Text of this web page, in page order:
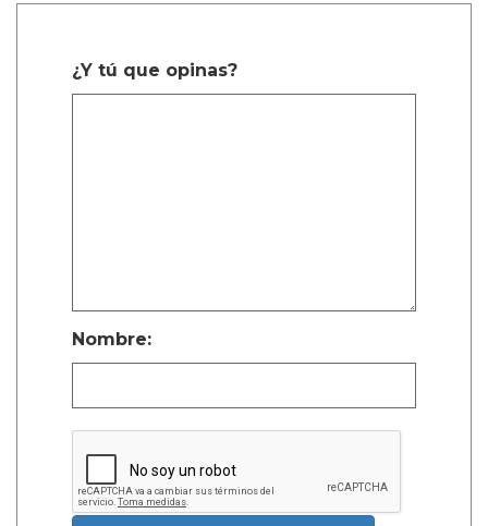
¿Y tú que opinas?
Nombre: